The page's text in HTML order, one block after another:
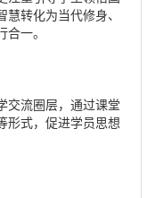
转化为当代修身、
一。
交流圈层，通过课堂
形式，促进学员思想